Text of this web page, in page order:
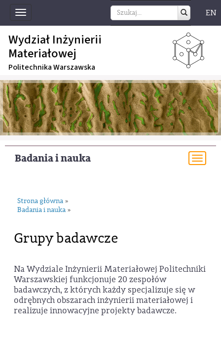
Toggle
navigation
EN
Wydział Inżynierii
Materiałowej
Politechnika Warszawska
Badania i nauka
Strona główna »
Badania i nauka »
Grupy badawcze
Na Wydziale Inżynierii Materiałowej Politechniki
Warszawskiej funkcjonuje 20 zespołów
badawczych, z których każdy specjalizuje się w
odrębnych obszarach inżynierii materiałowej i
realizuje innowacyjne projekty badawcze.